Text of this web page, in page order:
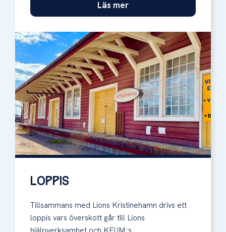
Läs mer
LOPPIS
Tillsammans med Lions Kristinehamn drivs ett
loppis vars överskott går till Lions